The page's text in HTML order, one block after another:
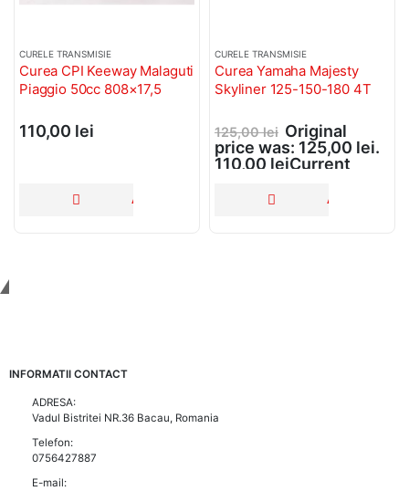
CURELE TRANSMISIE
Curea CPI Keeway Malaguti
Piaggio 50cc 808×17,5
110,00 lei
ADAUGĂ ÎN COȘ
CURELE TRANSMISIE
Curea Yamaha Majesty
Skyliner 125-150-180 4T
125,00lei Original
price was: 125,00 lei.
110,00 leiCurrent
ADAUGĂ ÎN
INFORMATII CONTACT
ADRESA:
Vadul Bistritei NR.36 Bacau, Romania
Telefon:
0756427887
E-mail: